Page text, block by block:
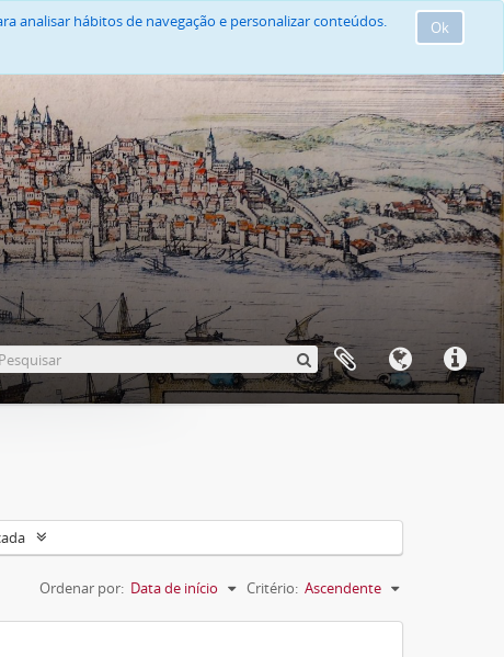
Ok
analisar hábitos de navegação e personalizar conteúdos.
Ordenar por: Data de início Critério: Ascendente